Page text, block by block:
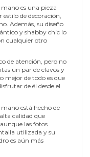
es una pieza
de decoración,
Además, su diseño
y shabby chic lo
cualquier otro
de atención, pero no
un par de clavos y
mejor de todo es que
de él desde el
está hecho de
calidad que
las fotos
utilizada y su
es aún más